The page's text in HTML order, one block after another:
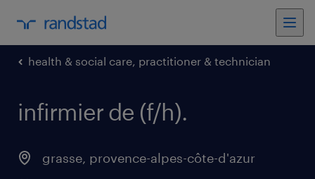
health & social care, practitioner & technician
infirmier de (f/h).
grasse, provence-alpes-côte-d'azur